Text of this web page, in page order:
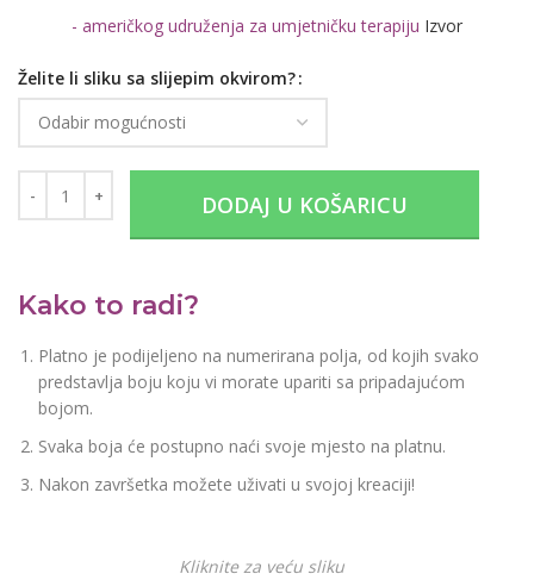
- američkog udruženja za umjetničku terapiju Izvor
Želite li sliku sa slijepim okvirom?
DODAJ U KOŠARICU
Kako to radi?
Platno je podijeljeno na numerirana polja, od kojih svako
predstavlja boju koju vi morate upariti sa pripadajućom
bojom.
Svaka boja će postupno naći svoje mjesto na platnu.
Nakon završetka možete uživati u svojoj kreaciji!
Kliknite za veću sliku